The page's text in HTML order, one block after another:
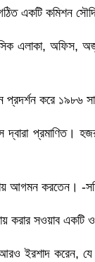
একটি কমিশন
এলাকা, অফিস,
প্রদর্শন করে ১৯৮৬
দ্বারা প্রমাণিত।
আগমন করতেন। -
সওয়াব একটি
ইরশাদ করেন,